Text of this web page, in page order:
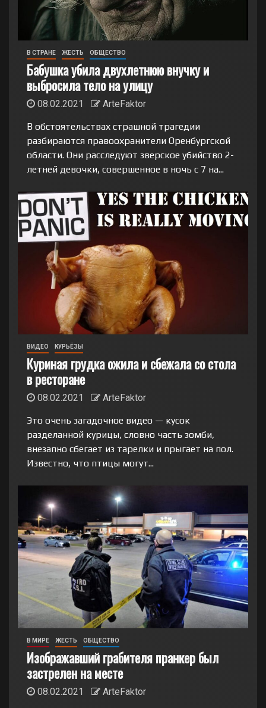
В СТРАНЕ ЖЕСТЬ ОБЩЕСТВО
Бабушка убила двухлетнюю внучку и
выбросила тело на улицу
08.02.2021
ArteFaktor
В обстоятельствах страшной трагедии
разбираются правоохранители Оренбургской
области. Они расследуют зверское убийство 2-
летней девочки, совершенное в ночь с 7 на...
ВИДЕО КУРЬЁЗЫ
Куриная грудка ожила и сбежала со стола
в ресторане
08.02.2021
ArteFaktor
Это очень загадочное видео — кусок
разделанной курицы, словно часть зомби,
внезапно сбегает из тарелки и прыгает на пол.
Известно, что птицы могут...
В МИРЕ ЖЕСТЬ ОБЩЕСТВО
Изображавший грабителя пранкер был
застрелен на месте
08.02.2021
ArteFaktor